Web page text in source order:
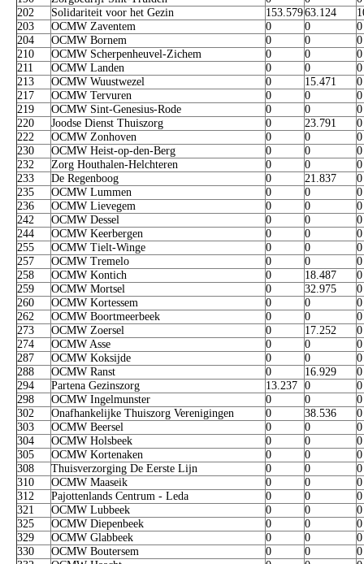
202
Solidariteit voor het Gezin 153.57963.124
203
OCMW Zaventem 0 0
0
204
OCMW Bornem 0 0
0
210
OCMW Scherpenheuvel-Zichem 0 0
0
211
OCMW Landen 0 0
0
213
OCMW Wuustwezel 0 15.471
0
217
OCMW Tervuren 0 0
0
219
OCMW Sint-Genesius-Rode 0 0
0
220
Joodse Dienst Thuiszorg 0 23.791
0
222
OCMW Zonhoven 0 0
0
230
OCMW Heist-op-den-Berg 0 0
0
232
Zorg Houthalen-Helchteren 0 0
0
233
De Regenboog 0 21.837
0
235
OCMW Lummen 0 0
0
236
OCMW Lievegem 0 0
0
242
OCMW Dessel 0 0
0
244
OCMW Keerbergen 0 0
0
255
OCMW Tielt-Winge 0 0
0
257
OCMW Tremelo 0 0
0
258
OCMW Kontich 0 18.487
0
259
OCMW Mortsel 0 32.975
0
260
OCMW Kortessem 0 0
0
262
OCMW Boortmeerbeek 0 0
0
273
OCMW Zoersel 0 17.252
0
274
OCMW Asse 0 0
0
287
OCMW Koksijde 0 0
0
288
OCMW Ranst 0 16.929
0
294
Partena Gezinszorg 13.237 0
0
298
OCMW Ingelmunster 0 0
0
302
Onafhankelijke Thuiszorg Verenigingen 0 38.536
0
303
OCMW Beersel 0 0
0
304
OCMW Holsbeek 0 0
0
305
OCMW Kortenaken 0 0
0
308
Thuisverzorging De Eerste Lijn 0 0
0
310
OCMW Maaseik 0 0
0
312
Pajottenlands Centrum - Leda 0 0
0
321
OCMW Lubbeek 0 0
0
325
OCMW Diepenbeek 0 0
0
329
OCMW Glabbeek 0 0
0
330
OCMW Boutersem 0 0
0